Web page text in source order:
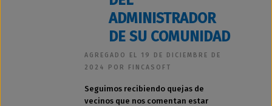
ADMINISTRADOR
DE SU COMUNIDAD
AGREGADO EL 19 DE DICIEMBRE DE
2024 POR FINCASOFT
Seguimos recibiendo quejas de
vecinos que nos comentan estar